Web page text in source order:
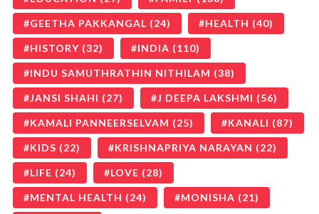
GEETHA PAKKANGAL (24) HEALTH (40)
HISTORY (32) INDIA (110)
INDU SAMUTHRATHIN NITHILAM (38)
JANSI SHAHI (27) J DEEPA LAKSHMI (56)
KAMALI PANNEERSELVAM (25) KANALI (87)
KIDS (22) KRISHNAPRIYA NARAYAN (22)
LIFE (24) LOVE (28)
MENTAL HEALTH (24) MONISHA (21)